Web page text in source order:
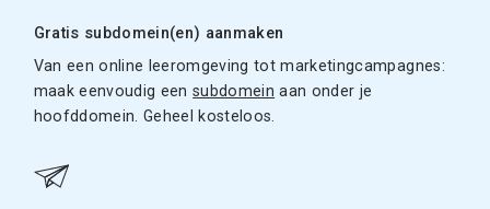
Gratis subdomein(en) aanmaken
Van een online leeromgeving tot marketingcampagnes:
maak eenvoudig eensubdomein aan onder je
hoofddomein. Geheel kosteloos.